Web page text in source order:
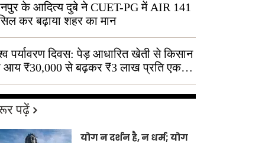
के आदित्य दुबे ने CUET-PG में AIR 141
कर बढ़ाया शहर का मान
पर्यावरण दिवस: पेड़ आधारित खेती से किसान
आय ₹30,000 से बढ़कर ₹3 लाख प्रति एकड़
पढ़ें
योग न दर्शन है, न धर्म; योग